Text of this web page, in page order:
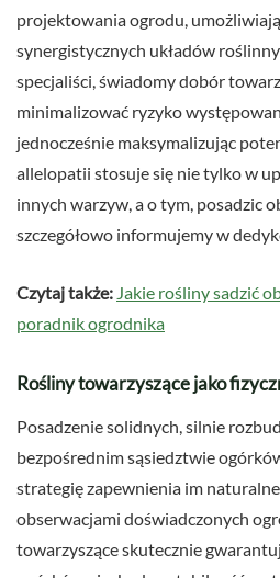
projektowania ogrodu,
synergistycznych układów
specjaliści, świadomy dobór
minimalizować ryzyko
jednocześnie maksymalizując
allelopatii stosuje się nie tylko w
innych warzyw, a o tym, posadzic
szczegółowo informujemy w
Czytaj także: Jakie rośliny sadzić
poradnik ogrodnika
Rośliny towarzyszące jako
Posadzenie solidnych, silnie
bezpośrednim sąsiedztwie
strategię zapewnienia im
obserwacjami doświadczonych
towarzyszące skutecznie